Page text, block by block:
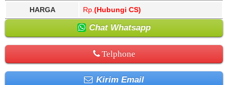
HARGA Rp. (Hubungi CS)
Chat Whatsapp
Telphone
Kirim Email